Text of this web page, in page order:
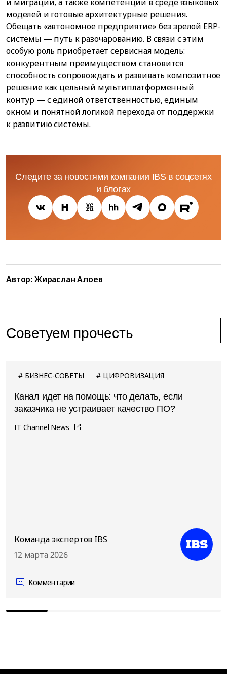
моделей и готовые архитектурные решения.
Обещать «автономное предприятие» без зрелой ERP-
системы — путь к разочарованию. В связи с этим
особую роль приобретает сервисная модель:
конкурентным преимуществом становится
способность сопровождать и развивать композитное
решение как цельный мультиплатформенный
контур — с единой ответственностью, единым
окном и понятной логикой перехода от поддержки
к развитию системы.
Следите за новостями компании IBS в соцсетях
и блогах
Автор: Жираслан Алоев
Советуем прочесть
БИЗНЕС-СОВЕТЫ ЦИФРОВИЗАЦИЯ
Канал идет на помощь: что делать, если
заказчика не устраивает качество ПО?
IT Channel News
Команда экспертов IBS
12 марта 2026
Комментарии